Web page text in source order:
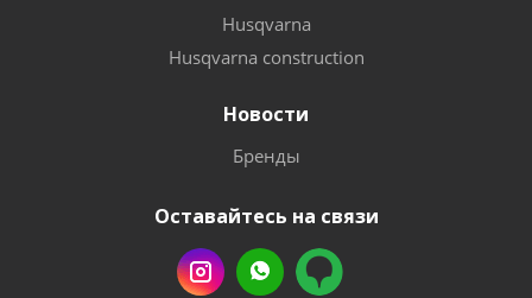
Husqvarna
Husqvarna construction
Новости
Бренды
Оставайтесь на связи